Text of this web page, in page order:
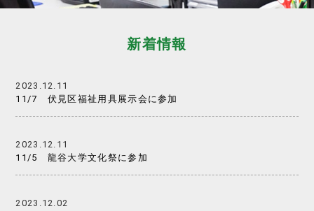
新着情報
2023.12.11
11/7 伏見区福祉用具展示会に参加
2023.12.11
11/5 龍谷大学文化祭に参加
2023.12.02